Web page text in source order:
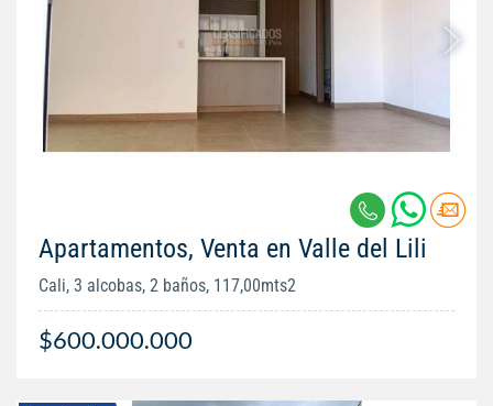
Apartamentos, Venta en Valle del Lili
Cali, 3 alcobas, 2 baños, 117,00mts2
$600.000.000